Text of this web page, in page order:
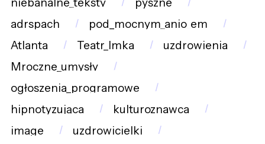
niebanalne_teksty
pyszne
adrspach
pod_mocnym_anio_em
Atlanta
Teatr_Imka
uzdrowienia
Mroczne_umysły
ogłoszenia_programowe
hipnotyzująca
kulturoznawca
image
uzdrowicielki